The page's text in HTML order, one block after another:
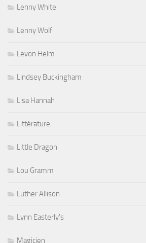
Lenny White
Lenny Wolf
Levon Helm
Lindsey Buckingham
Lisa Hannah
Littérature
Little Dragon
Lou Gramm
Luther Allison
Lynn Easterly's
Magicien